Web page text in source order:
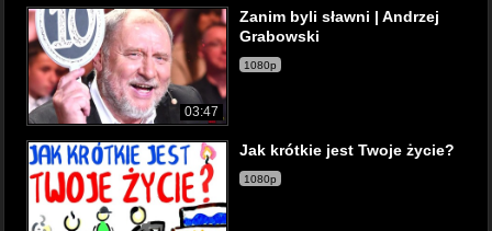
03:47
Zanim byli sławni | Andrzej
Grabowski
1080p
Jak krótkie jest Twoje życie?
1080p